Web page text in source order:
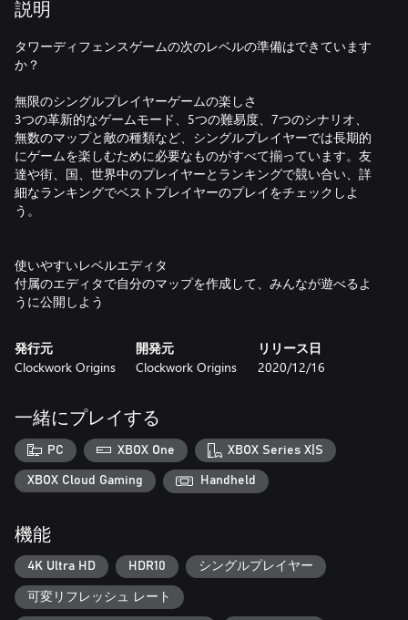
説明
タワーディフェンスゲームの次のレベルの準備はできています
か？
無限のシングルプレイヤーゲームの楽しさ
3つの革新的なゲームモード、5つの難易度、7つのシナリオ、
無数のマップと敵の種類など、シングルプレイヤーでは長期的
にゲームを楽しむために必要なものがすべて揃っています。友
達や街、国、世界中のプレイヤーとランキングで競い合い、詳
細なランキングでベストプレイヤーのプレイをチェックしよ
う。
使いやすいレベルエディタ
付属のエディタで自分のマップを作成して、みんなが遊べるよ
うに公開しよう
発行元
Clockwork Origins
開発元
Clockwork Origins
リリース日
2020/12/16
一緒にプレイする
PC XBOX One XBOX Series X|S
XBOX Cloud Gaming Handheld
機能
4K Ultra HD HDR10 シングルプレイヤー
可変リフレッシュ レート